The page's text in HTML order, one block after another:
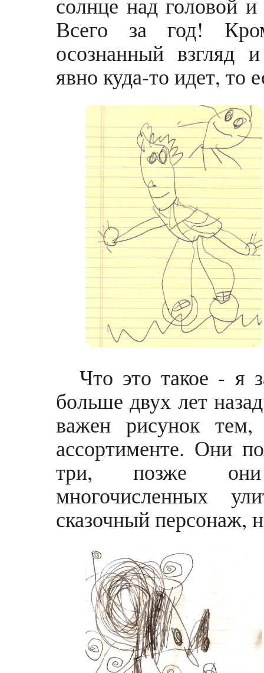
Всего за год!
осознанный взгляд
явно куда-то идет, то
Что это такое - я
больше двух лет
важен рисунок
ассортименте. Они
три, позже они
многочисленных
сказочный персонаж,